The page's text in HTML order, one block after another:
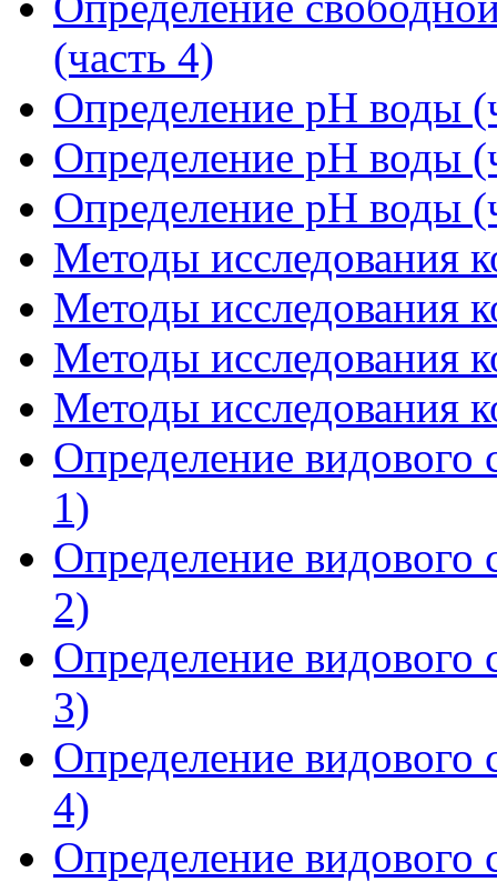
(часть 4)
Определение рН воды
Определение рН воды
Определение рН воды
Методы исследования
Методы исследования
Методы исследования
Методы исследования
Определение видового
1)
Определение видового
2)
Определение видового
3)
Определение видового
4)
Определение видового